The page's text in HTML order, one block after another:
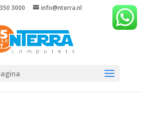
3000 info@nterra.nl